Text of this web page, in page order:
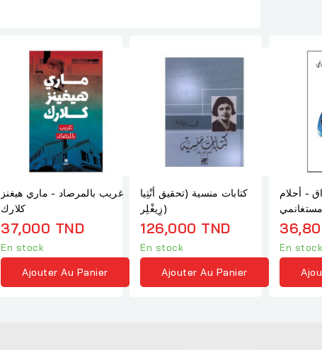
غريب بالمرصاد - ماري هيغنز
كلارك
37,000 TND
En stock
Ajouter Au Panier
كتابات منسية (تحقيق أنْتِيا
زِيغْلِر)
126,000 TND
En stock
Ajouter Au Panier
- أحلام
En stock